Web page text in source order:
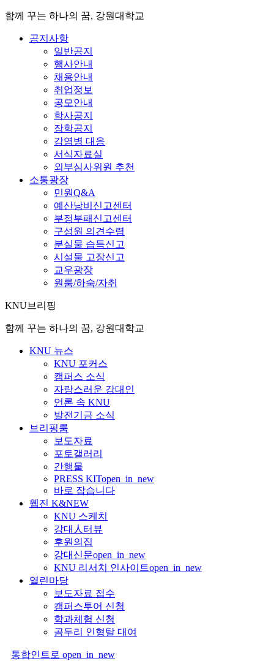
함께 꾸는 하나의 꿈, 강원대학교
공지사항
일반공지
행사안내
채용안내
취업정보
공모안내
학사공지
장학공지
감염병 대응
서식자료실
외부심사위원 추천
소통광장
민원Q&A
예산낭비신고센터
부정부패신고센터
구성원 의견수렴
분실물 습득신고
시설물 고장신고
교우광장
원룸/하숙/자취
KNU브리핑
함께 꾸는 하나의 꿈, 강원대학교
KNU 뉴스
KNU 포커스
캠퍼스 소식
자랑스러운 강대인
언론 속 KNU
발전기금 소식
브리핑룸
보도자료
포토갤러리
간행물
PRESS KITopen_in_new
바로 잡습니다
웹진 K&NEW
KNU 스케치
강대人터뷰
후원의집
강대신문open_in_new
KNU 리서치 인사이트open_in_new
열린마당
보도자료 접수
캠퍼스투어 신청
학과체험 신청
곰두리 인형탈 대여
통합인트로 open_in_new